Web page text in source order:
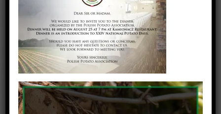
zapro_eng